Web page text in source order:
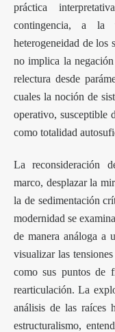
práctica
contingencia, a
heterogeneidad de los
no implica la
relectura desde
cuales la noción de
operativo, susceptible
como totalidad
La reconsideración
marco, desplazar la
la de sedimentación
modernidad se
de manera análoga a
visualizar las
como sus puntos de
rearticulación. La
análisis de las raíces
estructuralismo,